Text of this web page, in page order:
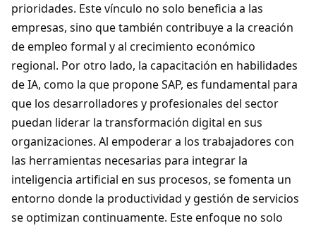
prioridades. Este vínculo no solo beneficia a las
empresas, sino que también contribuye a la creación
de empleo formal y al crecimiento económico
regional. Por otro lado, la capacitación en habilidades
de IA, como la que propone SAP, es fundamental para
que los desarrolladores y profesionales del sector
puedan liderar la transformación digital en sus
organizaciones. Al empoderar a los trabajadores con
las herramientas necesarias para integrar la
inteligencia artificial en sus procesos, se fomenta un
entorno donde la productividad y gestión de servicios
se optimizan continuamente. Este enfoque no solo